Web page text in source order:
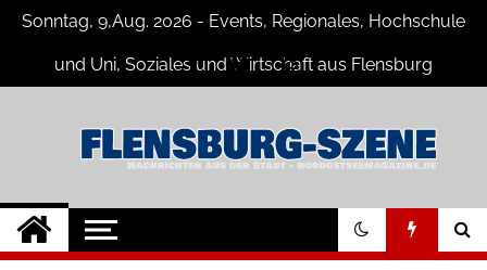
Skip
content
Sonntag, 9,Aug. 2026 - Events, Regionales, Hochschule
und Uni, Soziales und Wirtschaft aus Flensburg
Flensburg-Szene
Nachrichten für Flensburg und
Umgebung